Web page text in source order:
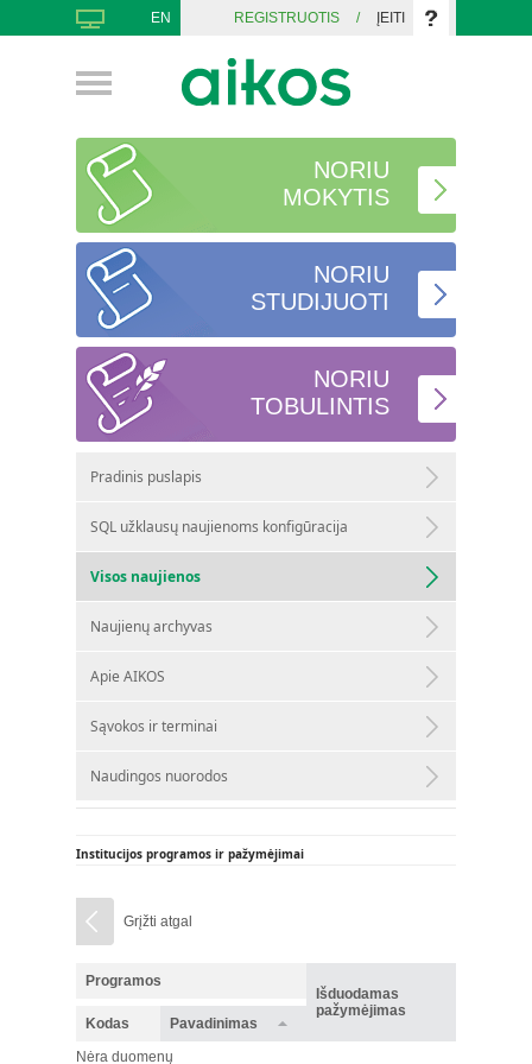
EN REGISTRUOTIS / ĮEITI
NORIU
MOKYTIS
NORIU
STUDIJUOTI
NORIU
TOBULINTIS
Pradinis puslapis
SQL užklausų naujienoms konfigūracija
Visos naujienos
Naujienų archyvas
Apie AIKOS
Sąvokos ir terminai
Naudingos nuorodos
Institucijos programos ir pažymėjimai
Grįžti atgal
Programos
Išduodamas
pažymėjimas
Kodas
Pavadinimas
Nėra duomenų